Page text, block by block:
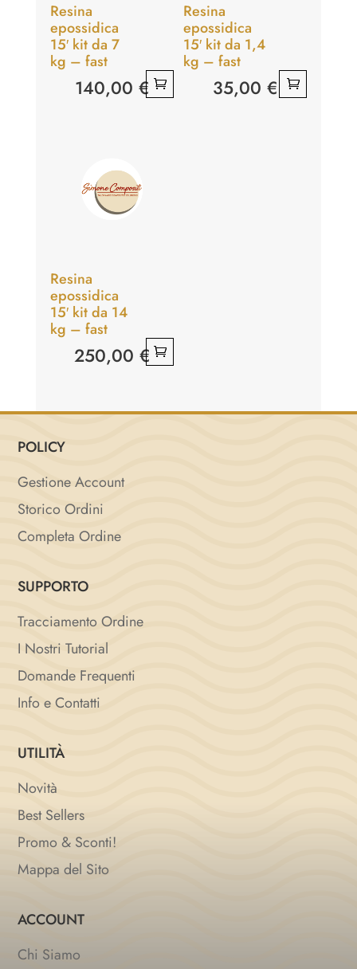
Resina
epossidica
15′ kit da 7
kg – fast
140,00 €
Resina
epossidica
15′ kit da 1,4
kg – fast
35,00€
Resina
epossidica
15′ kit da 14
kg – fast
250,00 €
POLICY
Gestione Account
Storico Ordini
Completa Ordine
SUPPORTO
Tracciamento Ordine
I Nostri Tutorial
Domande Frequenti
Info e Contatti
UTILITÀ
Novità
Best Sellers
Promo & Sconti!
Mappa del Sito
ACCOUNT
Chi Siamo